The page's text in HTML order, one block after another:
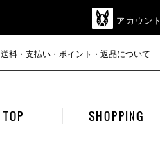
アカウント
送料・支払い・ポイント・返品について
TOP SHOPPING